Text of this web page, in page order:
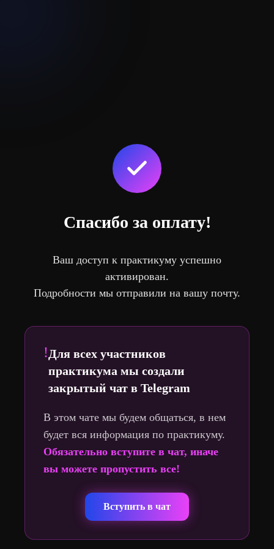
Спасибо за оплату!
Ваш доступ к практикуму успешно
активирован.
Подробности мы отправили на вашу почту.
!Для всех участников
практикума мы создали
закрытый чат в Telegram
В этом чате мы будем общаться, в нем
будет вся информация по практикуму.
Обязательно вступите в чат, иначе
вы можете пропустить все!
Вступить в чат